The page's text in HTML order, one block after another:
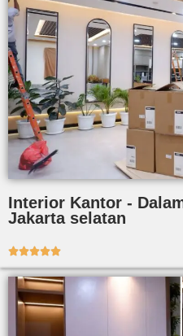
Interior Kantor -
Jakarta selatan
